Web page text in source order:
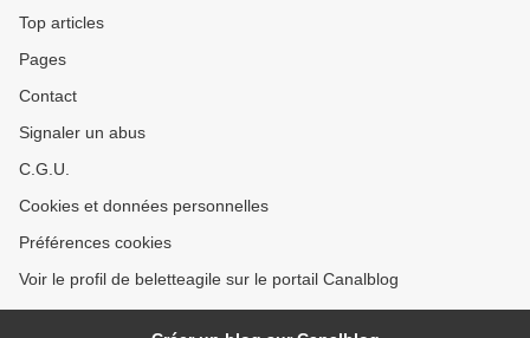
Top articles
Pages
Contact
Signaler un abus
C.G.U.
Cookies et données personnelles
Préférences cookies
Voir le profil de beletteagile sur le portail Canalblog